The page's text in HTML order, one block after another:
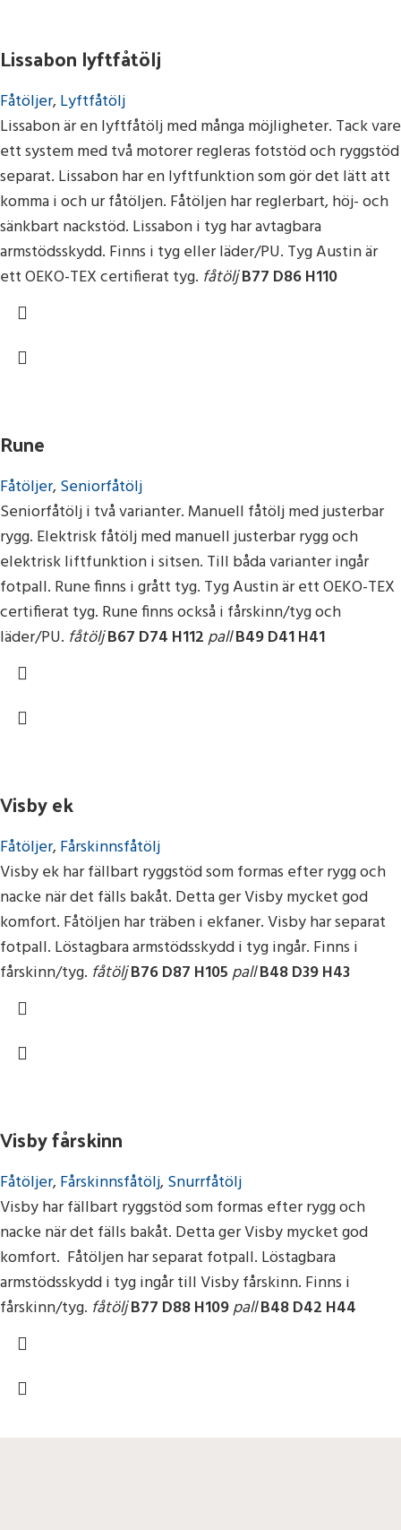
Lissabon lyftfåtölj
Fåtöljer,Lyftfåtölj
Lissabon är en lyftfåtölj med många möjligheter. Tack vare
ett system med två motorer regleras fotstöd och ryggstöd
separat. Lissabon har en lyftfunktion som gör det lätt att
komma i och ur fåtöljen. Fåtöljen har reglerbart, höj- och
sänkbart nackstöd. Lissabon i tyg har avtagbara
armstödsskydd. Finns i tyg eller läder/PU. Tyg Austin är
ett OEKO-TEX certifierat tyg. fåtöljB77 D86 H110
Rune
Fåtöljer,Seniorfåtölj
Seniorfåtölj i två varianter. Manuell fåtölj med justerbar
rygg. Elektrisk fåtölj med manuell justerbar rygg och
elektrisk liftfunktion i sitsen. Till båda varianter ingår
fotpall. Rune finns i grått tyg. Tyg Austin är ett OEKO-TEX
certifierat tyg. Rune finns också i fårskinn/tyg och
läder/PU. fåtöljB67 D74 H112pallB49 D41 H41
Visby ek
Fåtöljer,Fårskinnsfåtölj
Visby ek har fällbart ryggstöd som formas efter rygg och
nacke när det fälls bakåt. Detta ger Visby mycket god
komfort. Fåtöljen har träben i ekfaner. Visby har separat
fotpall. Löstagbara armstödsskydd i tyg ingår. Finns i
fårskinn/tyg. fåtöljB76 D87 H105pallB48 D39 H43
Visby fårskinn
Fåtöljer,Fårskinnsfåtölj,Snurrfåtölj
Visby har fällbart ryggstöd som formas efter rygg och
nacke när det fälls bakåt. Detta ger Visby mycket god
komfort. Fåtöljen har separat fotpall. Löstagbara
armstödsskydd i tyg ingår till Visby fårskinn. Finns i
fårskinn/tyg. fåtöljB77 D88 H109pallB48 D42 H44